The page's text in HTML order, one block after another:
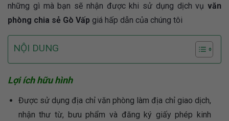
những gì mà bạn sẽ nhận được khi sử dụng dịch vụ văn
phòng chia sẻ Gò Vấp giá hấp dẫn của chúng tôi
NỘI DUNG
Lợi ích hữu hình
Được sử dụng địa chỉ văn phòng làm địa chỉ giao dịch,
nhận thư từ, bưu phẩm và đăng ký giấy phép kinh